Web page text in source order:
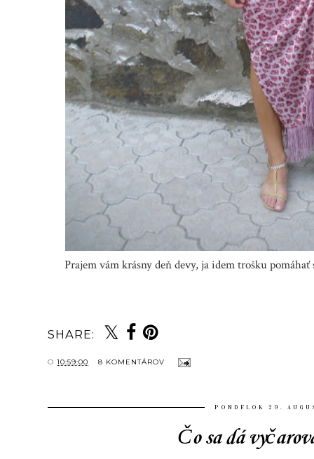
Prajem vám krásny deň devy, ja idem trošku
SHARE:
O 10:59:00 8 KOMENTÁROV
PONDELOK 29.
Čo sa dá